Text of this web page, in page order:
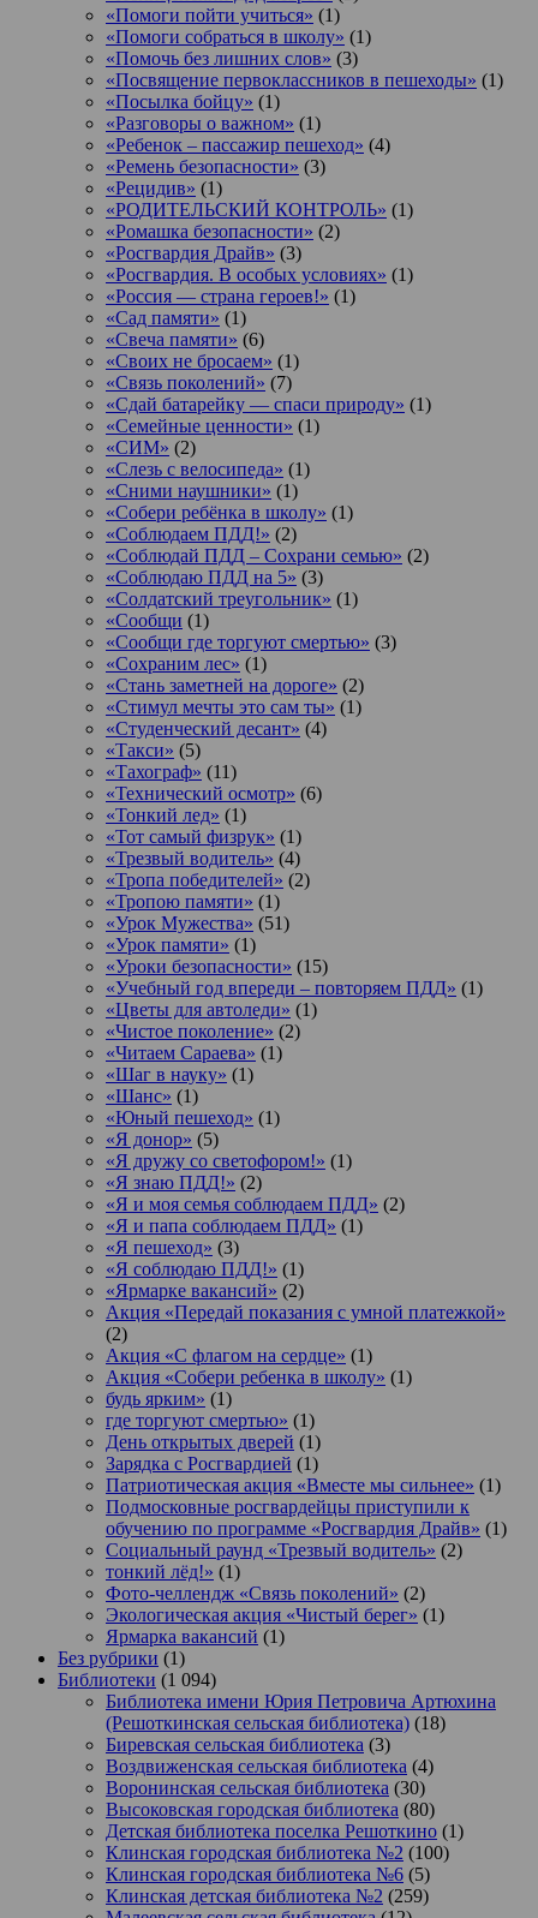
«Помоги пойти учиться» (1)
«Помоги собраться в школу» (1)
«Помочь без лишних слов» (3)
«Посвящение первоклассников в пешеходы» (1)
«Посылка бойцу» (1)
«Разговоры о важном» (1)
«Ребенок – пассажир пешеход» (4)
«Ремень безопасности» (3)
«Рецидив» (1)
«РОДИТЕЛЬСКИЙ КОНТРОЛЬ» (1)
«Ромашка безопасности» (2)
«Росгвардия Драйв» (3)
«Росгвардия. В особых условиях» (1)
«Россия — страна героев!» (1)
«Сад памяти» (1)
«Свеча памяти» (6)
«Своих не бросаем» (1)
«Связь поколений» (7)
«Сдай батарейку — спаси природу» (1)
«Семейные ценности» (1)
«СИМ» (2)
«Слезь с велосипеда» (1)
«Сними наушники» (1)
«Собери ребёнка в школу» (1)
«Соблюдаем ПДД!» (2)
«Соблюдай ПДД – Сохрани семью» (2)
«Соблюдаю ПДД на 5» (3)
«Солдатский треугольник» (1)
«Сообщи (1)
«Сообщи где торгуют смертью» (3)
«Сохраним лес» (1)
«Стань заметней на дороге» (2)
«Стимул мечты это сам ты» (1)
«Студенческий десант» (4)
«Такси» (5)
«Тахограф» (11)
«Технический осмотр» (6)
«Тонкий лед» (1)
«Тот самый физрук» (1)
«Трезвый водитель» (4)
«Тропа победителей» (2)
«Тропою памяти» (1)
«Урок Мужества» (51)
«Урок памяти» (1)
«Уроки безопасности» (15)
«Учебный год впереди – повторяем ПДД» (1)
«Цветы для автоледи» (1)
«Чистое поколение» (2)
«Читаем Сараева» (1)
«Шаг в науку» (1)
«Шанс» (1)
«Юный пешеход» (1)
«Я донор» (5)
«Я дружу со светофором!» (1)
«Я знаю ПДД!» (2)
«Я и моя семья соблюдаем ПДД» (2)
«Я и папа соблюдаем ПДД» (1)
«Я пешеход» (3)
«Я соблюдаю ПДД!» (1)
«Ярмарке вакансий» (2)
Акция «Передай показания с умной платежкой»
(2)
Акция «С флагом на сердце» (1)
Акция «Собери ребенка в школу» (1)
будь ярким» (1)
где торгуют смертью» (1)
День открытых дверей (1)
Зарядка с Росгвардией (1)
Патриотическая акция «Вместе мы сильнее» (1)
Подмосковные росгвардейцы приступили к
обучению по программе «Росгвардия Драйв» (1)
Социальный раунд «Трезвый водитель» (2)
тонкий лёд!» (1)
Фото-челлендж «Связь поколений» (2)
Экологическая акция «Чистый берег» (1)
Ярмарка вакансий (1)
Без рубрики (1)
Библиотеки (1 094)
Библиотека имени Юрия Петровича Артюхина
(Решоткинская сельская библиотека) (18)
Биревская сельская библиотека (3)
Воздвиженская сельская библиотека (4)
Воронинская сельская библиотека (30)
Высоковская городская библиотека (80)
Детская библиотека поселка Решоткино (1)
Клинская городская библиотека №2 (100)
Клинская городская библиотека №6 (5)
Клинская детская библиотека №2 (259)